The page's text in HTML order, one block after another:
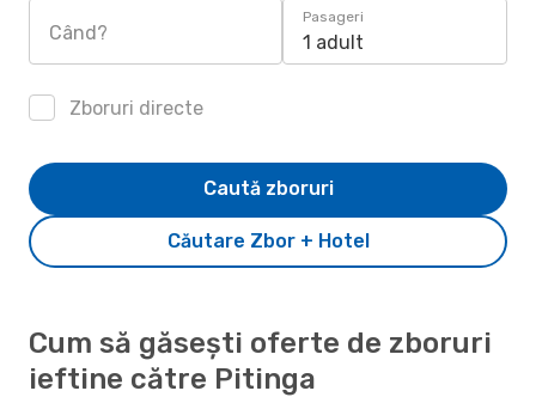
Când?
Pasageri
1 adult
Zboruri directe
Căutare Zbor + Hotel
Caută zboruri
Cum să găsești oferte de zboruri
ieftine către Pitinga